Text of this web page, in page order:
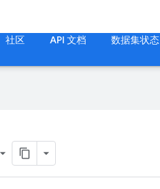
社区 API 文档 数据集状态